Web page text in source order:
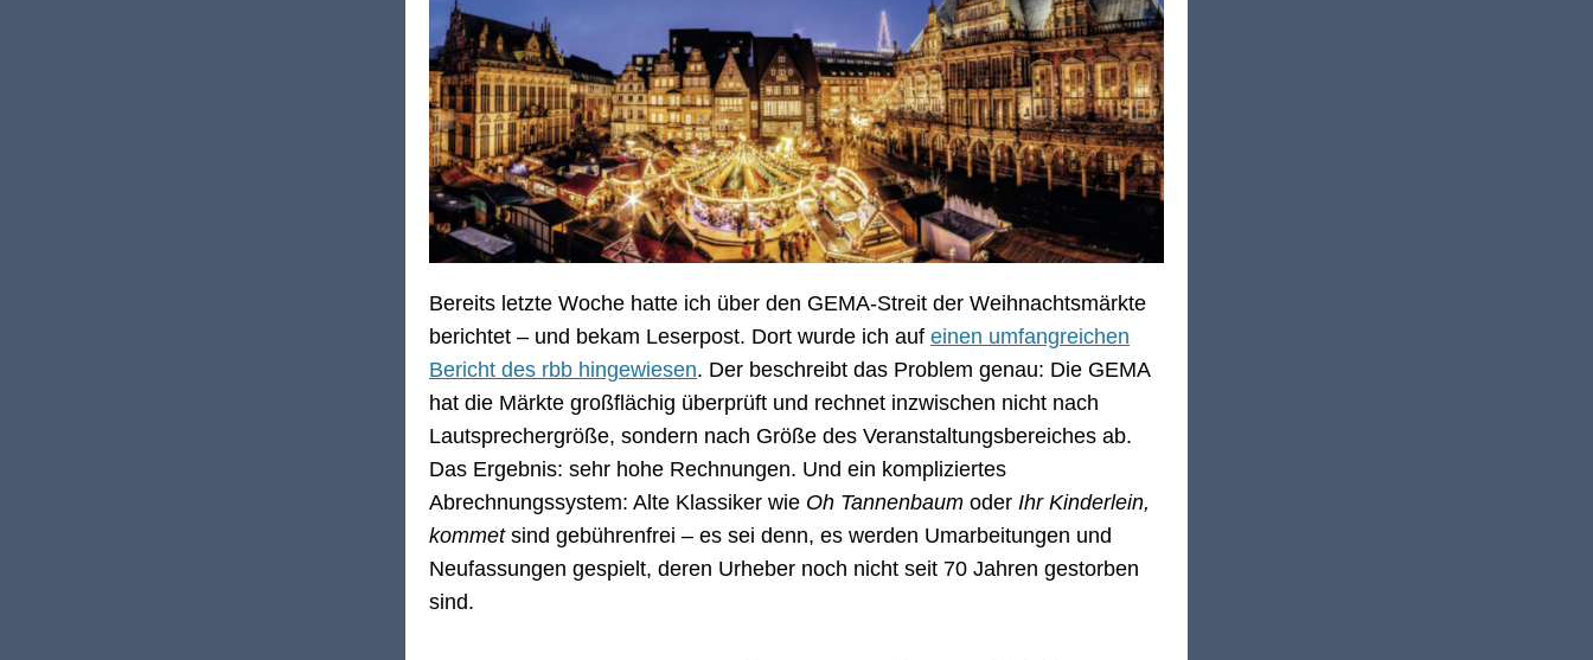
Bereits letzte Woche hatte ich über den GEMA-Streit der Weihnachtsmärkte
berichtet – und bekam Leserpost. Dort wurde ich auf einen umfangreichen
Bericht des rbb hingewiesen. Der beschreibt das Problem genau: Die GEMA
hat die Märkte großflächig überprüft und rechnet inzwischen nicht nach
Lautsprechergröße, sondern nach Größe des Veranstaltungsbereiches ab.
Das Ergebnis: sehr hohe Rechnungen. Und ein kompliziertes
Abrechnungssystem: Alte Klassiker wie Oh Tannenbaum oder Ihr Kinderlein,
kommetsind gebührenfrei – es sei denn, es werden Umarbeitungen und
Neufassungen gespielt, deren Urheber noch nicht seit 70 Jahren gestorben
sind.